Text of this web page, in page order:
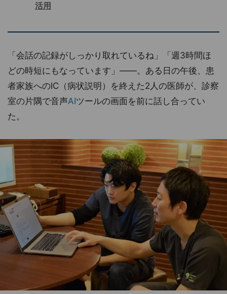
活用
「会話の記録がしっかり取れているね」「週3時間ほ
どの時短にもなっています」――。ある日の午後、患
者家族へのIC（病状説明）を終えた2人の医師が、診察
室の片隅で音声AIツールの画面を前に話し合ってい
た。